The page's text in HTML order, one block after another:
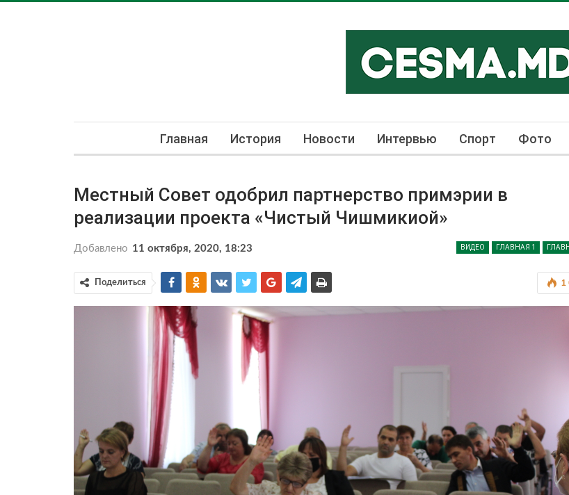
Главная История Новости Интервью Спорт Фото
Местный Совет одобрил партнерство примэрии в
реализации проекта «Чистый Чишмикиой»
ВИДЕО ГЛАВНАЯ 1
Добавлено 11 октября, 2020, 18:23
1
Поделиться